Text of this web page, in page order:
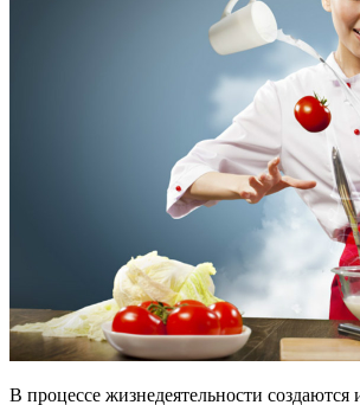
В процессе жизнедеятельности создаются